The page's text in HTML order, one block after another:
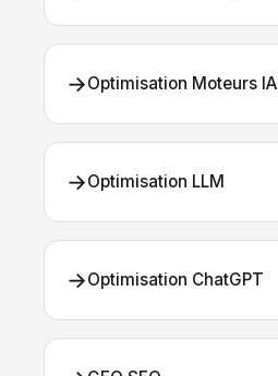
→Optimisation Moteurs IA
→Optimisation LLM
→Optimisation ChatGPT